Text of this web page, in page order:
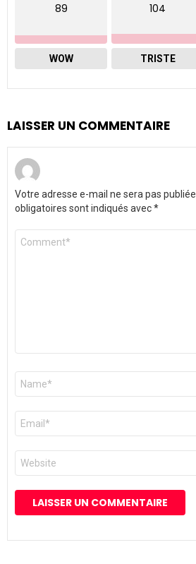
89
WOW
104
TRISTE
LAISSER UN COMMENTAIRE
Votre adresse e-mail ne sera pas publiée.
obligatoires sont indiqués avec*
Commentaire
Nom
E-
mail
*
Site
web